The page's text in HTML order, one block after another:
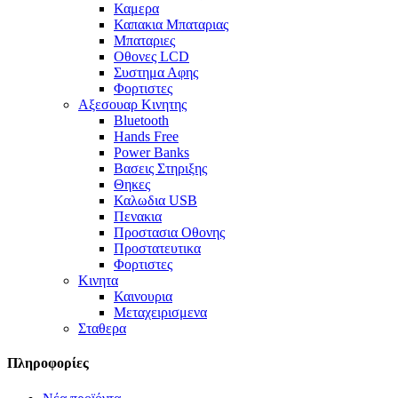
Καμερα
Καπακια Μπαταριας
Μπαταριες
Οθονες LCD
Συστημα Αφης
Φορτιστες
Αξεσουαρ Κινητης
Bluetooth
Hands Free
Power Banks
Βασεις Στηριξης
Θηκες
Καλωδια USB
Πενακια
Προστασια Οθονης
Προστατευτικα
Φορτιστες
Κινητα
Καινουρια
Μεταχειρισμενα
Σταθερα
Πληροφορίες